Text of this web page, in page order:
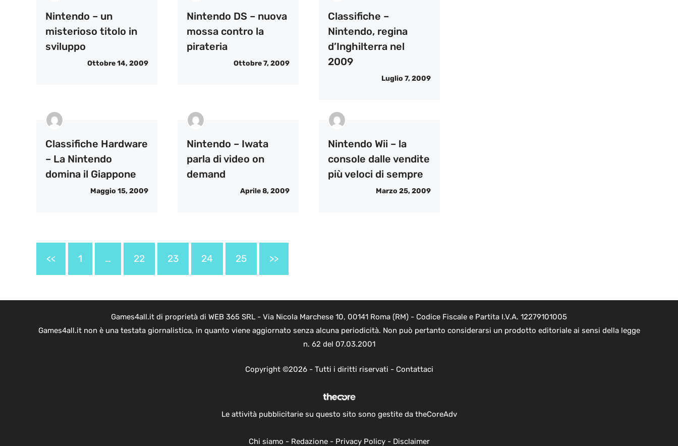
Nintendo – un
misterioso titolo in
sviluppo
Ottobre 14, 2009
Nintendo DS – nuova
mossa contro la
pirateria
Ottobre 7, 2009
Classifiche –
Nintendo, regina
d’Inghilterra nel
2009
Luglio 7, 2009
Classifiche Hardware
– La Nintendo
domina il Giappone
Maggio 15, 2009
Nintendo – Iwata
parla di video on
demand
Aprile 8, 2009
Nintendo Wii – la
console dalle vendite
più veloci di sempre
Marzo 25, 2009
<< 1 … 22 23 24 25 >>
Games4all.it di proprietà di WEB 365 SRL - Via Nicola Marchese 10, 00141 Roma (RM) - Codice Fiscale e Partita I.V.A. 12279101005
Games4all.it non è una testata giornalistica, in quanto viene aggiornato senza alcuna periodicità. Non può pertanto considerarsi un prodotto editoriale ai sensi della legge
n. 62 del 07.03.2001
Copyright ©2026 - Tutti i diritti riservati - Contattaci
Le attività pubblicitarie su questo sito sono gestite da theCoreAdv
Chi siamo - Redazione- Privacy Policy- Disclaimer